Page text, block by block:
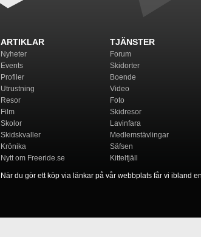
ARTIKLAR
Nyheter
Events
Profiler
Utrustning
Resor
Film
Skolor
Skidskvaller
Krönika
Nytt om Freeride.se
TJÄNSTER
Forum
Skidorter
Boende
Video
Foto
Skidresor
Lavinfara
Medlemstävlingar
Säfsen
Kittelfjäll
När du gör ett köp via länkar på vår webbplats får vi ibland